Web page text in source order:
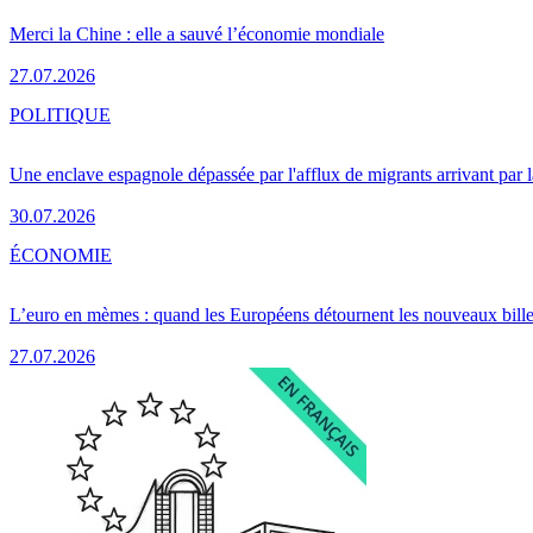
Merci la Chine : elle a sauvé l’économie mondiale
27.07.2026
Une enclave espagnole dépassée par l'afflux de migrants arrivant par
30.07.2026
POLITIQUE
L’euro en mèmes : quand les Européens détournent les nouveaux
27.07.2026
ÉCONOMIE